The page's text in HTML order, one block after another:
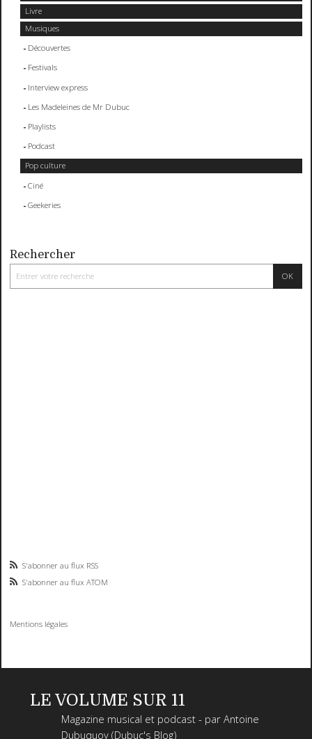
Livre
Musiques
Découvertes
Festivals
Interview express
Les Madeleines de Mr Dubuc
Playlists
Podcast
Pop culture
Ciné
Geekeries
Rechercher
S'abonner au flux RSS
S'abonner au flux ATOM
Mentions légales
LE VOLUME SUR 11
Magazine musical et podcast - par Antoine
Dubuquoy (Dubuc's Blog)